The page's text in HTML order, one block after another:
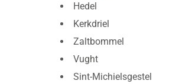
Hedel
Kerkdriel
Zaltbommel
Vught
Sint-Michielsgestel